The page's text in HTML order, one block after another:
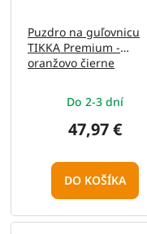
Puzdro na guľovnicu
TIKKA Premium -
oranžovo čierne
Do 2-3 dní
47,97 €
DO KOŠÍKA